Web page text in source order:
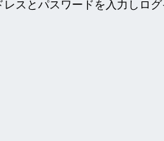
スとパスワードを入力しログ